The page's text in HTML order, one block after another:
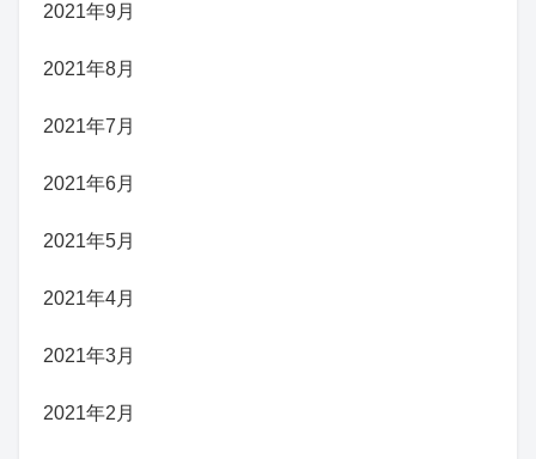
2021年9月
2021年8月
2021年7月
2021年6月
2021年5月
2021年4月
2021年3月
2021年2月